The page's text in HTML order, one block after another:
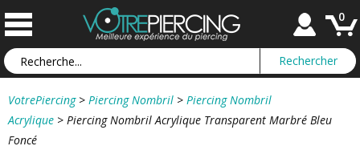
0
VotrePiercing > Piercing Nombril > Piercing Nombril
Acrylique > Piercing Nombril Acrylique Transparent Marbré Bleu
Foncé